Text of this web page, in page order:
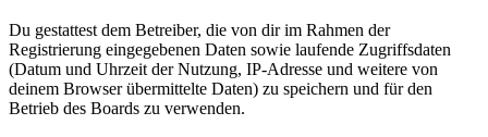
Du gestattest dem Betreiber, die von dir im Rahmen der
Registrierung eingegebenen Daten sowie laufende Zugriffsdaten
(Datum und Uhrzeit der Nutzung, IP-Adresse und weitere von
deinem Browser übermittelte Daten) zu speichern und für den
Betrieb des Boards zu verwenden.